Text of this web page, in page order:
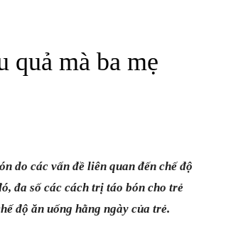
Thông
quả mà ba mẹ
do các vấn đề liên quan đến chế độ
đa số các cách trị táo bón cho trẻ
độ ăn uống hằng ngày của trẻ.